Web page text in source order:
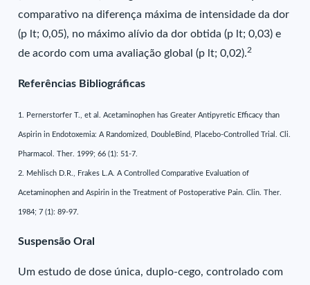
comparativo na diferença máxima de intensidade da dor
(p lt; 0,05), no máximo alívio da dor obtida (p lt; 0,03) e
de acordo com uma avaliação global (p lt; 0,02).2
Referências Bibliográficas
1. Pernerstorfer T., et al. Acetaminophen has Greater Antipyretic Efficacy than
Aspirin in Endotoxemia: A Randomized, DoubleBind, Placebo-Controlled Trial. Cli.
Pharmacol. Ther. 1999; 66 (1): 51-7.
2. Mehlisch D.R., Frakes L.A. A Controlled Comparative Evaluation of
Acetaminophen and Aspirin in the Treatment of Postoperative Pain. Clin. Ther.
1984; 7 (1): 89-97.
Suspensão Oral
Um estudo de dose única, duplo-cego, controlado com